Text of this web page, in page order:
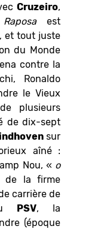
Cruzeiro,
Raposaest
et tout juste
du Monde
contre la
Ronaldo
le Vieux
plusieurs
de dix-sept
sur
aîné :
Nou, « o
la firme
carrière de
PSV, la
(époque